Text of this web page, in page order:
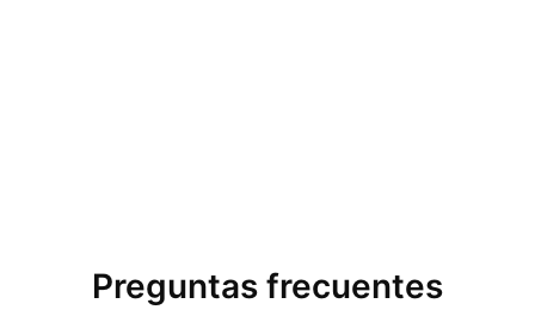
Preguntas frecuentes